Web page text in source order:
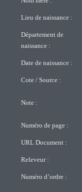
Lieu de naissance :
Département de
naissance :
Date de naissance :
Cote / Source :
Note :
Numéro de page :
URL Document :
Releveur :
Numéro d’ordre :